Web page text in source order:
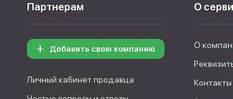
Партнерам
Добавить свою компанию
Личный кабинет продавца
О
О
Контакты